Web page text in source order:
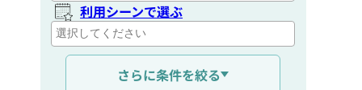
利用シーンで選ぶ
通信距離を選ぶ
さらに条件を絞る